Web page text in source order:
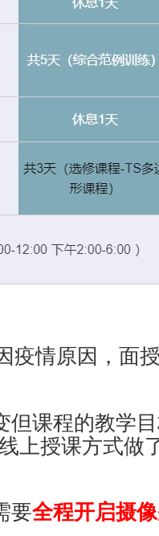
疫情原因，面
但课程的教学
上授课方式做
要全程开启摄